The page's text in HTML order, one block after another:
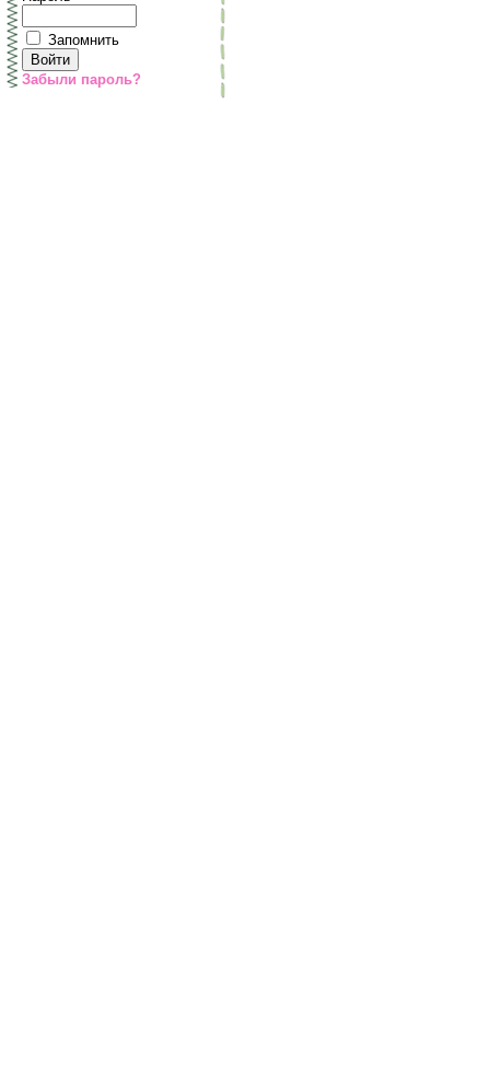
Запомнить
Забыли пароль?